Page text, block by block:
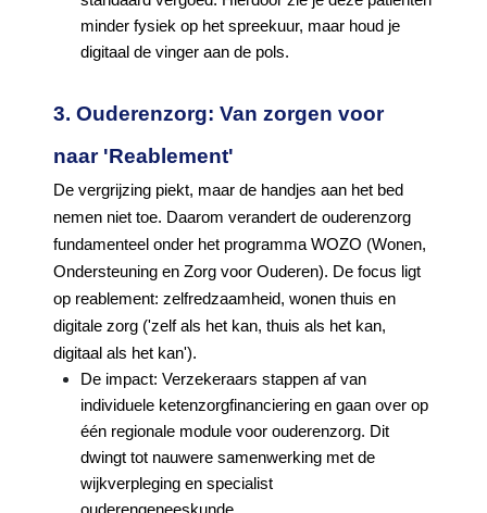
minder fysiek op het spreekuur, maar houd je
digitaal de vinger aan de pols.
3. Ouderenzorg: Van zorgen voor
naar 'Reablement'
De vergrijzing piekt, maar de handjes aan het bed
nemen niet toe. Daarom verandert de ouderenzorg
fundamenteel onder het programma WOZO (Wonen,
Ondersteuning en Zorg voor Ouderen). De focus ligt
op reablement: zelfredzaamheid, wonen thuis en
digitale zorg ('zelf als het kan, thuis als het kan,
digitaal als het kan').
De impact: Verzekeraars stappen af van
individuele ketenzorgfinanciering en gaan over op
één regionale module voor ouderenzorg. Dit
dwingt tot nauwere samenwerking met de
wijkverpleging en specialist